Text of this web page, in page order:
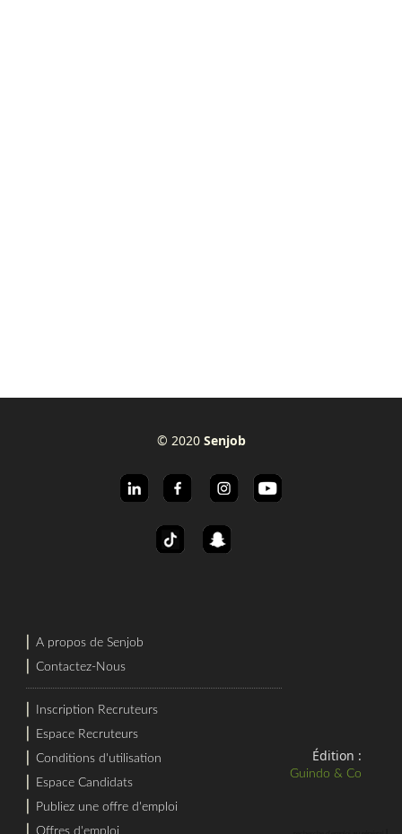
© 2020 Senjob
A propos de Senjob
Contactez-Nous
Inscription Recruteurs
Espace Recruteurs
Conditions d'utilisation
Espace Candidats
Publiez une offre d'emploi
Offres d'emploi
Édition :
Guindo & Co